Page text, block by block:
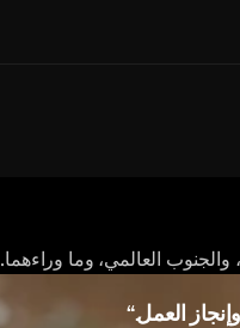
العالمي، وما وراءهما.
العمل.